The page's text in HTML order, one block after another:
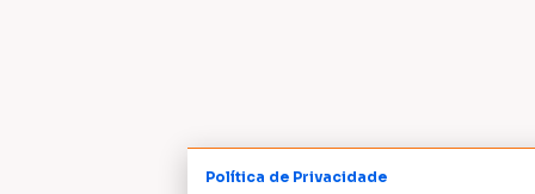
Política de Privacidade